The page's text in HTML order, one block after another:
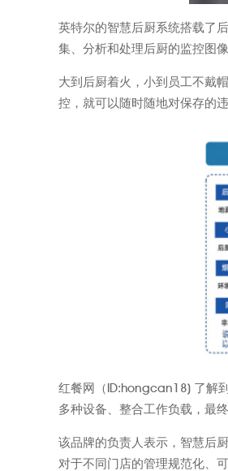
英特尔的智慧后厨系统搭载了
集、分析和处理后厨的监控图
大到后厨着火，小到员工不戴
控，就可以随时随地对保存的
红餐网（ID:hongcan18) 了解
多种设备、整合工作负载，最
该品牌的负责人表示，智慧后
对于不同门店的管理规范化、